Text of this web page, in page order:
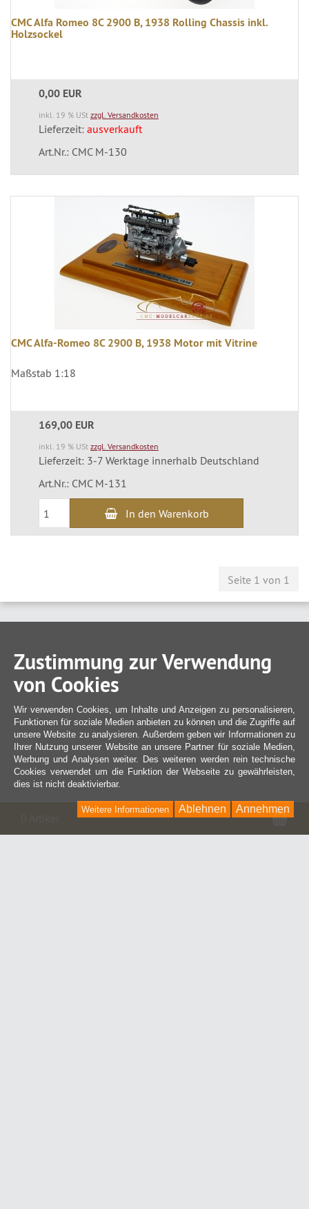
CMC Alfa Romeo 8C 2900 B, 1938 Rolling Chassis inkl.
Holzsockel
0,00 EUR
inkl. 19 % USt zzgl. Versandkosten
Lieferzeit: ausverkauft
Art.Nr.: CMC M-130
CMC Alfa-Romeo 8C 2900 B, 1938 Motor mit Vitrine
Maßstab 1:18
169,00 EUR
inkl. 19 % USt zzgl. Versandkosten
Lieferzeit: 3-7 Werktage innerhalb Deutschland
Art.Nr.: CMC M-131
In den Warenkorb
Seite 1 von 1
Zustimmung zur Verwendung
von Cookies
Wir verwenden Cookies, um Inhalte und Anzeigen zu personalisieren,
Funktionen für soziale Medien anbieten zu können und die Zugriffe auf
unsere Website zu analysieren. Außerdem geben wir Informationen zu
Ihrer Nutzung unserer Website an unsere Partner für soziale Medien,
Werbung und Analysen weiter. Des weiteren werden rein technische
Cookies verwendet um die Funktion der Webseite zu gewährleisten,
dies ist nicht deaktivierbar.
Annehmen
Ablehnen
Weitere Informationen